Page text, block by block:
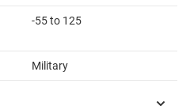
-55 to 125
Military